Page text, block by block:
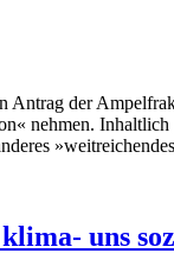
Antrag der
nehmen.
uns